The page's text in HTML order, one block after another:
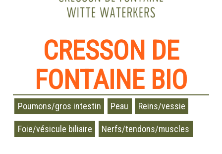
CRESSON DE
FONTAINE BIO
Poumons/gros intestin Peau Reins/vessie
Foie/vésicule biliaire Nerfs/tendons/muscles